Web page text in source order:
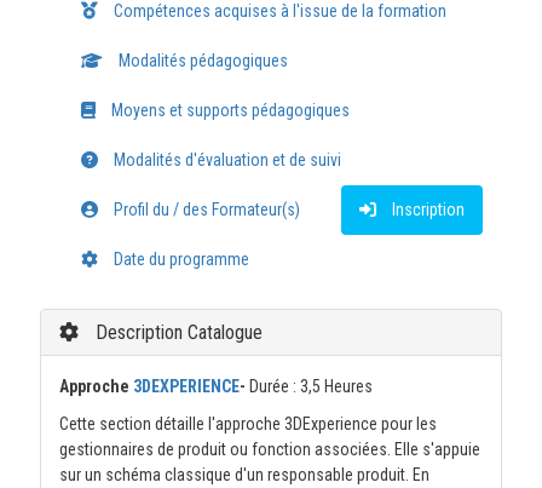
Compétences acquises à l'issue de la formation
Modalités pédagogiques
Moyens et supports pédagogiques
Modalités d'évaluation et de suivi
Profil du / des Formateur(s) Inscription
Date du programme
Description Catalogue
Approche 3DEXPERIENCE- Durée : 3,5 Heures
Cette section détaille l'approche 3DExperience pour les
gestionnaires de produit ou fonction associées. Elle s'appuie
sur un schéma classique d'un responsable produit. En